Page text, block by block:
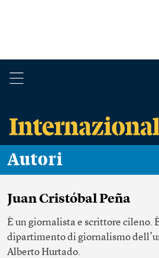
Autori
Juan Cristóbal Peña
È un giornalista e scrittore cileno.
dipartimento di giornalismo
Alberto Hurtado.